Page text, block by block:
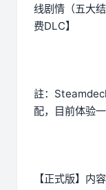
线剧情（五大
费DLC】
註：
配，目前体验
【正式版】内容